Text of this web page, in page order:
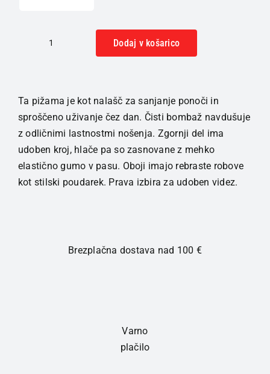
dolgi
rokavi
komplet
Temno
modra
karirasti
Dodaj v košarico
Ta pižama je kot nalašč za sanjanje ponoči in
sproščeno uživanje čez dan. Čisti bombaž navdušuje
z odličnimi lastnostmi nošenja. Zgornji del ima
udoben kroj, hlače pa so zasnovane z mehko
elastično gumo v pasu. Oboji imajo rebraste robove
kot stilski poudarek. Prava izbira za udoben videz.
Brezplačna dostava nad 100 €
Varno
plačilo